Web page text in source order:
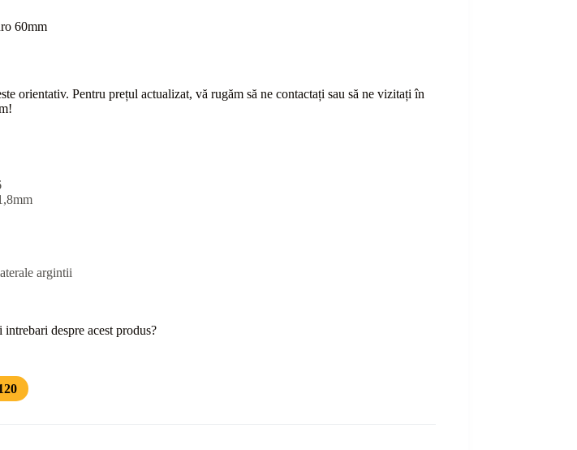
60mm
orientativ. Pentru prețul actualizat, vă rugăm să ne contactați sau să ne vizitați în
argintii
intrebari despre acest produs?